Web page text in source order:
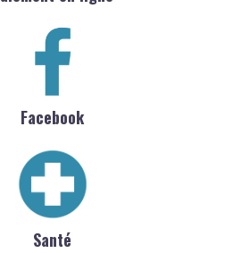
Facebook
Santé